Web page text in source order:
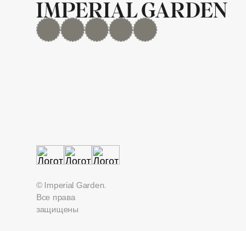
MAX Дзен YouTuberutubeTelegram
© Imperial Garden.
Все права
защищены